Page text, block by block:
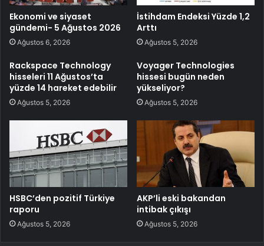
Ekonomi ve siyaset
gündemi- 5 Ağustos 2026
Ağustos 6, 2026
İstihdam Endeksi Yüzde 1,2
Arttı
Ağustos 5, 2026
Rackspace Technology
hisseleri 11 Ağustos’ta
yüzde 14 hareket edebilir
Ağustos 5, 2026
Voyager Technologies
hissesi bugün neden
yükseliyor?
Ağustos 5, 2026
HSBC’den pozitif Türkiye
raporu
Ağustos 5, 2026
AKP’li eski bakandan
intibak çıkışı
Ağustos 5, 2026